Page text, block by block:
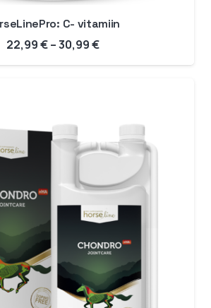
C- vitamiin
22,99€–30,99€Hinnavahemik:
22,99 €